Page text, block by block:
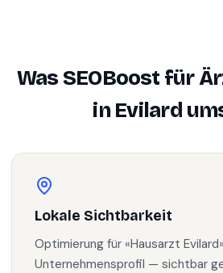
Was SEOBoost für
inEvilard
Lokale Sichtbarkeit
Optimierung für «Hausarzt
Unternehmensprofil — sichtbar